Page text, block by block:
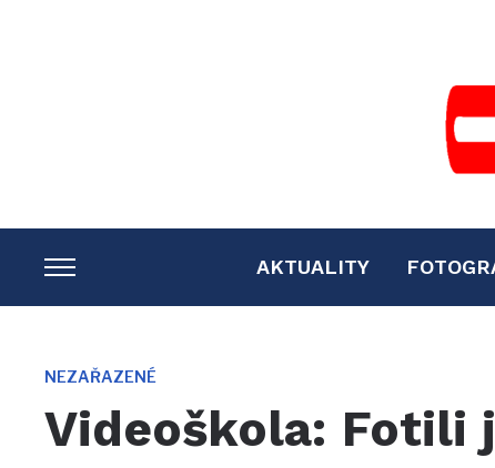
TOGGLE
SIDEBAR
NAVIGATION
AKTUALITY
NEZAŘAZENÉ
Videoškola: Fotili